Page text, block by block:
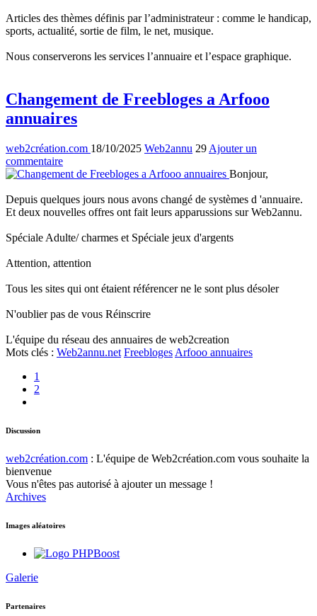
Articles des thèmes définis par l’administrateur : comme le handicap,
sports, actualité, sortie de film, le net, musique.
Nous conserverons les services l’annuaire et l’espace graphique.
Changement de Freebloges a Arfooo
annuaires
web2création.com 18/10/2025 Web2annu 29 Ajouter un
commentaire
Bonjour,
Depuis quelques jours nous avons changé de systèmes d 'annuaire.
Et deux nouvelles offres ont fait leurs apparussions sur Web2annu.
Spéciale Adulte/ charmes et Spéciale jeux d'argents
Attention, attention
Tous les sites qui ont étaient référencer ne le sont plus désoler
N'oublier pas de vous Réinscrire
L'équipe du réseau des annuaires de web2creation
Mots clés : Web2annu.net Freebloges Arfooo annuaires
1
2
Discussion
web2création.com : L'équipe de Web2création.com vous souhaite la
bienvenue
Vous n'êtes pas autorisé à ajouter un message !
Archives
Images aléatoires
Galerie
Partenaires